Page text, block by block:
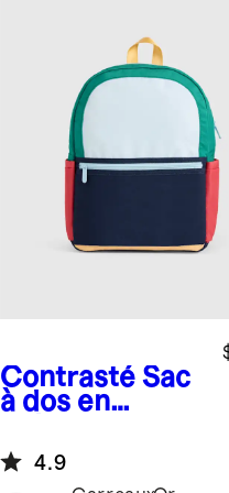
Contrasté Sac
à dos en
recyclé à
poches
4.9